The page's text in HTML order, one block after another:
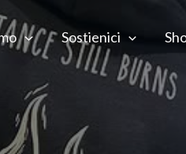
Sostienici